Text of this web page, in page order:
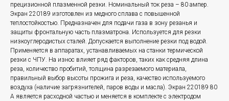
прецизионной плазменной резки. Номинальный ток реза – 80 ампер.
Экран 220189 изготовлен из медного сплава с повышенной
теплостойкостью. Предназначен для подачи газа в зону резанья и
защиты фронтальную часть плазматрона. Используется для резки
низкоуглеродистых сталей. Допускается выполнение резки под водой.
Применяется в аппаратах, устанавливаемых на станки термической
резки с ЧПУ. На износ влияет ряд факторов, таких как средняя длина
реза, количество пробитий, толщина разрезаемого материала,
правильный выбор высоты прожига и реза, качество используемого
воздуха (наличие загрязнителей, паров воды и масла). Экран 220189 80
А является расходной частью и меняется в комплекте с электродом